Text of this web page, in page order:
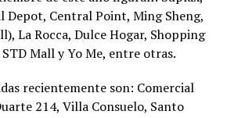
Depot, Central Point, Ming Sheng,
La Rocca, Dulce Hogar, Shopping
Mall y Yo Me, entre otras.
recientemente son: Comercial
214, Villa Consuelo, Santo